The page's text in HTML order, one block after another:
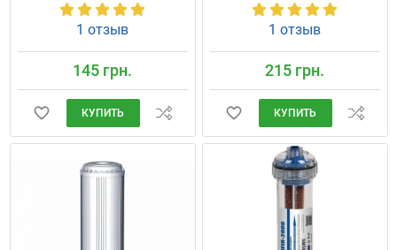
1 отзыв
145 грн.
КУПИТЬ
1 отзыв
215 грн.
КУПИТЬ